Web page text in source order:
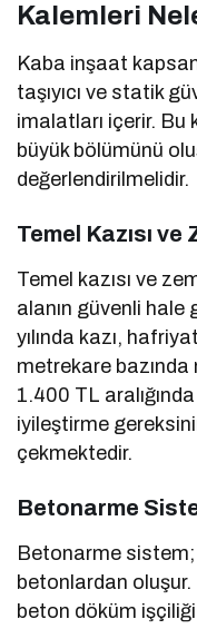
Kalemleri
Kaba inşaat
taşıyıcı ve statik
imalatları içerir.
büyük bölümünü
değerlendirilmelidir.
Temel Kazısı ve
Temel kazısı ve
alanın güvenli
yılında kazı,
metrekare
1.400 TL
iyileştirme
çekmektedir.
Betonarme
Betonarme sistem;
betonlardan oluşur.
beton döküm işçiliği